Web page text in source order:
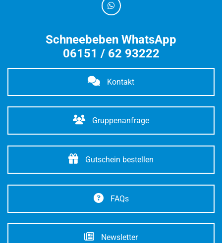
Schneebeben WhatsApp
06151 / 62 93222
Kontakt
Gruppenanfrage
Gutschein bestellen
FAQs
Newsletter